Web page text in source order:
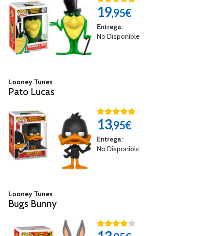
19,95€
Entrega:
No Disponible
Looney Tunes
Pato Lucas
13,95€
Entrega:
No Disponible
Looney Tunes
Bugs Bunny